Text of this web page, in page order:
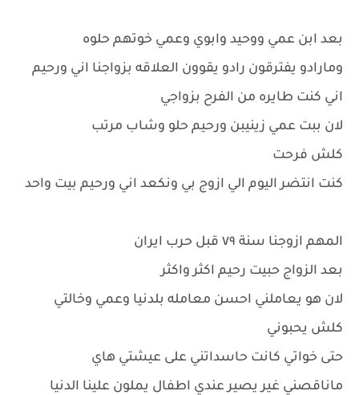
بعد ابن عمي ووحيد وابوي وعمي خوتهم حلوه
ومارادو يفترقون رادو يقوون العلاقه بزواجنا اني ورحيم
اني كنت طايره من الفرح بزواجي
لان ببت عمي زينيبن ورحيم حلو وشاب مرتب
كلش فرحت
كنت انتضر اليوم الي ازوج بي ونكعد اني ورحيم بيت واحد
المهم ازوجنا سنة ٧٩ قبل حرب ايران
بعد الزواج حبيت رحيم اكثر واكثر
لان هو يعاملني احسن معامله بلدنيا وعمي وخالتي
كلش يحبوني
حتى خواتي كانت حاسداتني على عيشتي هاي
ماناقصني غير يصير عندي اطفال يملون علينا الدنيا